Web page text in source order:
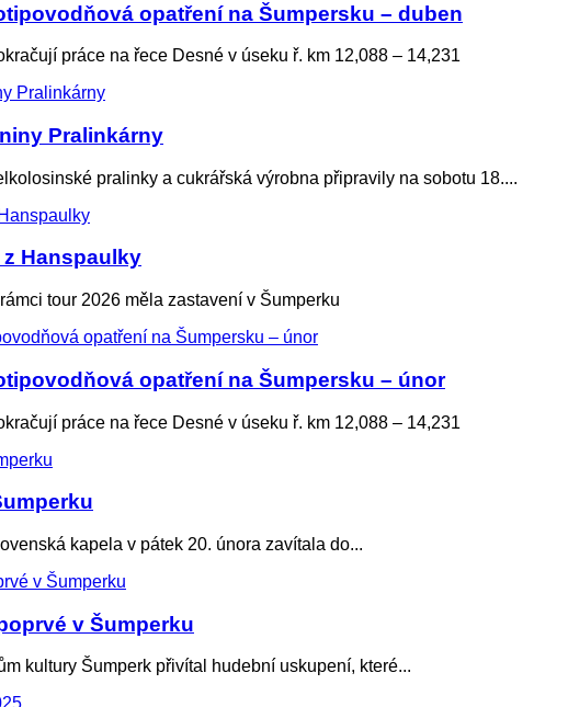
opatření na Šumpersku – duben
práce na řece Desné v úseku ř. km 12,088 – 14,231
Pralinkárny
pralinky a cukrářská výrobna připravily na sobotu 18....
z Hanspaulky
tour 2026 měla zastavení v Šumperku
opatření na Šumpersku – únor
práce na řece Desné v úseku ř. km 12,088 – 14,231
kapela v pátek 20. února zavítala do...
v Šumperku
kultury Šumperk přivítal hudební uskupení, které...